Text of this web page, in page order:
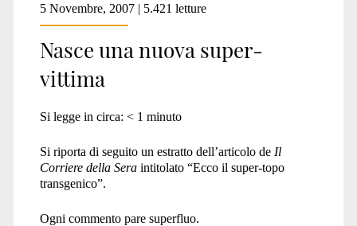
<span>mighty
mouse</span>
5 Novembre, 2007 | 5.421 letture
Nasce una nuova super-
vittima
Si legge in circa: < 1 minuto
Si riporta di seguito un estratto dell’articolo de Il
Corriere della Seraintitolato “Ecco il super-topo
transgenico”.
Ogni commento pare superfluo.